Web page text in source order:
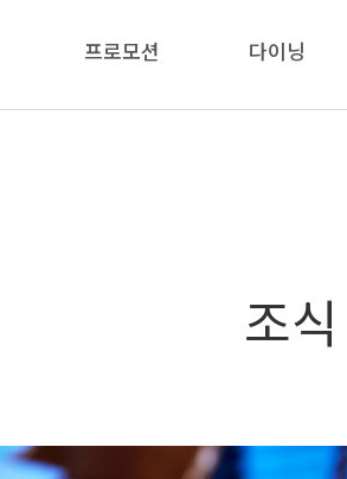
프로모션 다이닝
조